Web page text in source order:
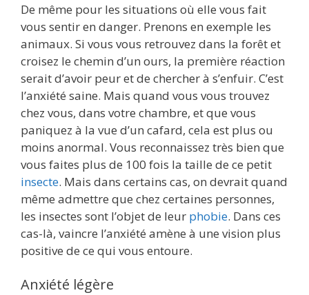
De même pour les situations où elle vous fait
vous sentir en danger. Prenons en exemple les
animaux. Si vous vous retrouvez dans la forêt et
croisez le chemin d’un ours, la première réaction
serait d’avoir peur et de chercher à s’enfuir. C’est
l’anxiété saine. Mais quand vous vous trouvez
chez vous, dans votre chambre, et que vous
paniquez à la vue d’un cafard, cela est plus ou
moins anormal. Vous reconnaissez très bien que
vous faites plus de 100 fois la taille de ce petit
insecte. Mais dans certains cas, on devrait quand
même admettre que chez certaines personnes,
les insectes sont l’objet de leur phobie. Dans ces
cas-là, vaincre l’anxiété amène à une vision plus
positive de ce qui vous entoure.
Anxiété légère